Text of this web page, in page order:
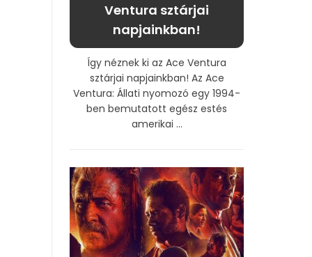
Ventura sztárjai
napjainkban!
Így néznek ki az Ace Ventura
sztárjai napjainkban! Az Ace
Ventura: Állati nyomozó egy 1994-
ben bemutatott egész estés
amerikai ...